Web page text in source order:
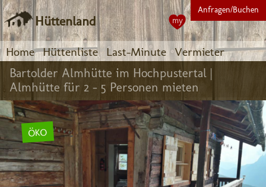
Hüttenland
Home Hüttenliste Last-Minute Vermieter
Anfragen/Buchen
my
Bartolder Almhütte im Hochpustertal |
Almhütte für 2 - 5 Personen mieten
ÖKO